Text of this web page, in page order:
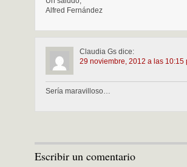
Alfred Fernández
Claudia Gs dice:
29 noviembre, 2012 a las 10:15
Sería maravilloso…
Escribir un comentario